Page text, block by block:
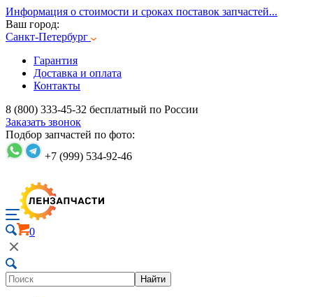
Информация о стоимости и сроках поставок запчастей...
Ваш город:
Санкт-Петербург
Гарантия
Доставка и оплата
Контакты
8 (800) 333-45-32 бесплатный по России
Заказать звонок
Подбор запчастей по фото:
+7 (999) 534-92-46
0
Найти